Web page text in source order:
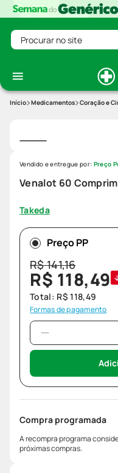
Procurar no site
Medicamentos Coração e
Venalot 60
Takeda
Vendido e entregue por: Preço
Preço PP
R$141,16
R$ 118,49
Total: R$ 118,49
Formas de pagamento
Compra programada
A recompra programa
próximas compras.